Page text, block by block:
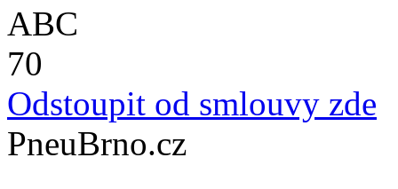
ABC
70
Odstoupit od smlouvy zde
PneuBrno.cz